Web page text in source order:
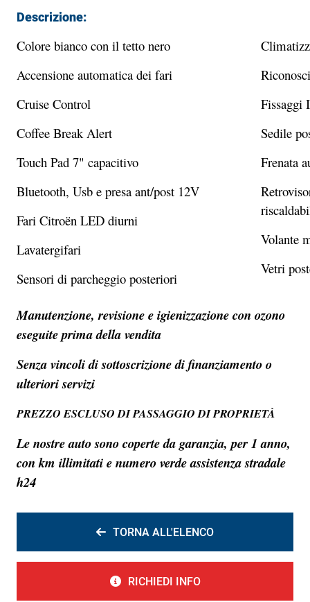
Descrizione:
Colore bianco con il tetto nero
Accensione automatica dei fari
Cruise Control
Coffee Break Alert
Touch Pad 7" capacitivo
Bluetooth, Usb e presa ant/post 12V
Fari Citroën LED diurni
Lavatergifari
Sensori di parcheggio posteriori
Fissaggi
Sedile
Frenata
Retro
Volante
Vetri
Manutenzione, revisione e igienizzazione con ozono
eseguite prima della vendita
Senza vincoli di sottoscrizione di finanziamento o
ulteriori servizi
PREZZO ESCLUSO DI PASSAGGIO DI PROPRIETÀ
Le nostre auto sono coperte da garanzia, per 1 anno,
con km illimitati e numero verde assistenza stradale
h24
TORNA ALL'ELENCO
RICHIEDI INFO